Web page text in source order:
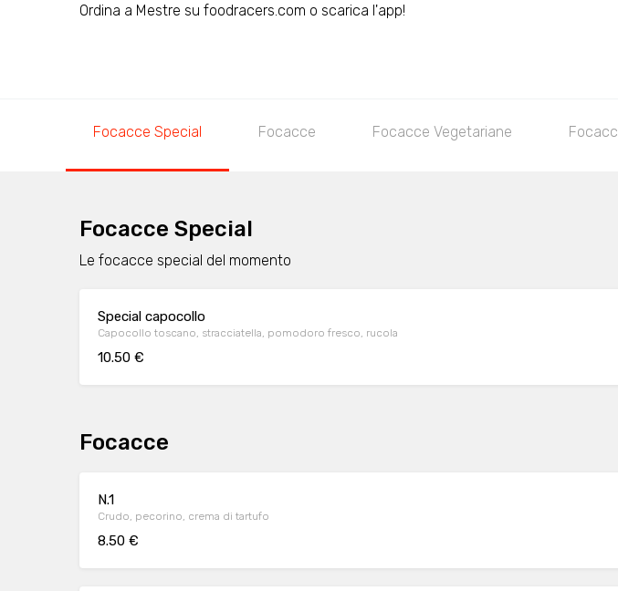
Ordina a Mestre su foodracers.com o scarica l'app!
Focacce Special Focacce Focacce Vegetariane
Focacce Special
Le focacce special del momento
Special capocollo
Capocollo toscano, stracciatella, pomodoro fresco, rucola
10.50 €
Focacce
N.1
Crudo, pecorino, crema di tartufo
8.50 €